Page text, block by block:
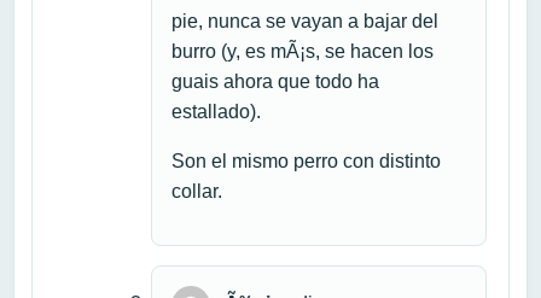
pie, nunca se vayan a bajar del
burro (y, es mÃ¡s, se hacen los
guais ahora que todo ha
estallado).
Son el mismo perro con distinto
collar.